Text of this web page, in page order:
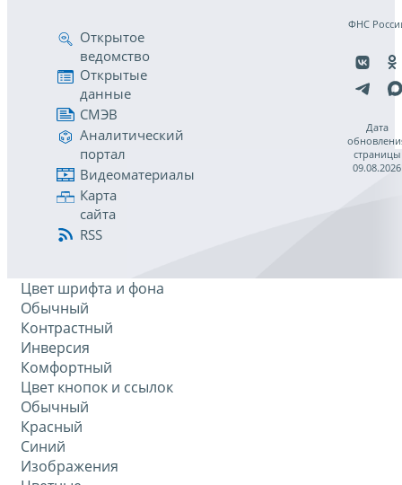
Открытое
ведомство
Открытые
данные
СМЭВ
Аналитический
портал
Видеоматериалы
Карта
сайта
RSS
ФНС
Дата
страницы
09.08.2026
Цвет шрифта и фона
Обычный
Контрастный
Инверсия
Комфортный
Цвет кнопок и ссылок
Обычный
Красный
Синий
Изображения